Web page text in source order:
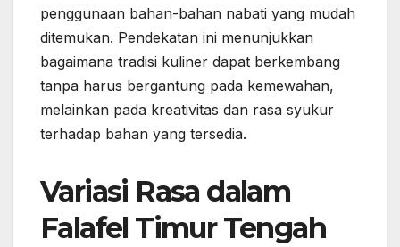
penggunaan bahan-bahan nabati yang mudah
ditemukan. Pendekatan ini menunjukkan
bagaimana tradisi kuliner dapat berkembang
tanpa harus bergantung pada kemewahan,
melainkan pada kreativitas dan rasa syukur
terhadap bahan yang tersedia.
Variasi Rasa dalam
Falafel Timur Tengah